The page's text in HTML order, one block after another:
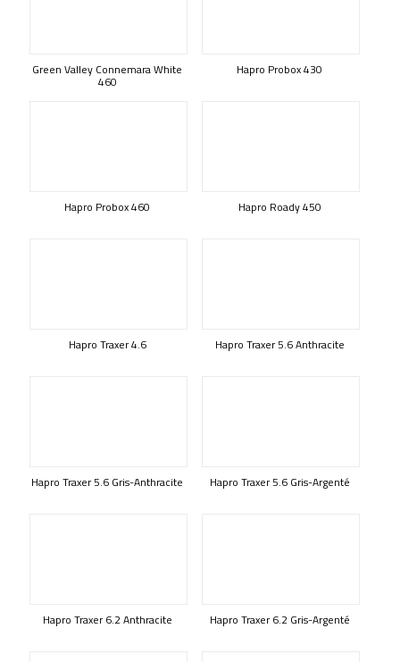
Green Valley Connemara White
460
Hapro Probox 430
Hapro Probox 460 Hapro Roady 450
Hapro Traxer 4.6 Hapro Traxer 5.6 Anthracite
Hapro Traxer 5.6 Gris-Anthracite Hapro Traxer 5.6 Gris-Argenté
Hapro Traxer 6.2 Anthracite Hapro Traxer 6.2 Gris-Argenté